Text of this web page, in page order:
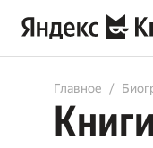
Главное
Audiobooks
Книги